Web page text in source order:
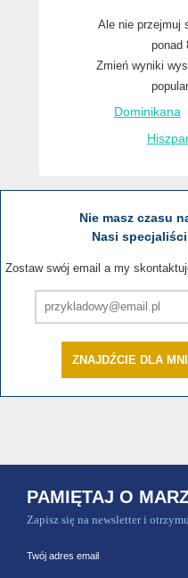
Ale nie przejmuj
ponad
Zmień wyniki
Dominikana
Nie masz czasu
Nasi
Zostaw swój email a my
ZNAJDŹCIE DLA
PAMIĘTAJ O
Zapisz się na newsletter i
Twój adres email